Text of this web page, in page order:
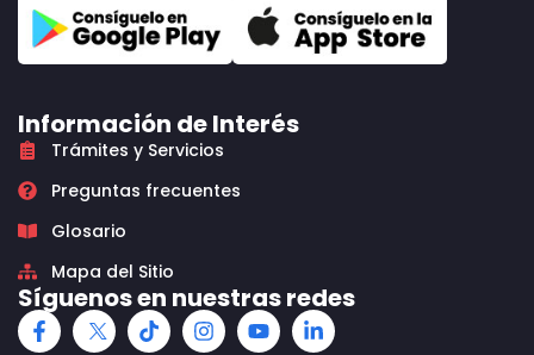
Información de Interés
Trámites y Servicios
Preguntas frecuentes
Glosario
Mapa del Sitio
Síguenos en nuestras redes